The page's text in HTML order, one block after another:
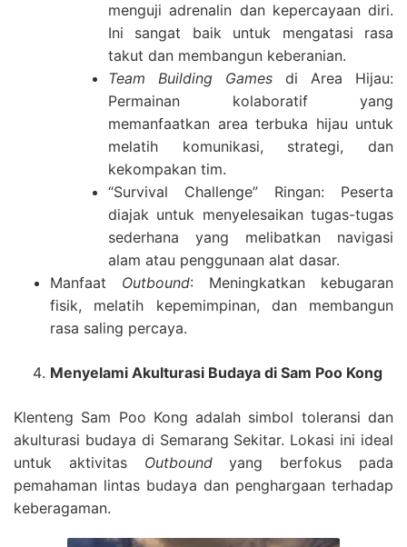
menguji adrenalin dan kepercayaan diri.
Ini sangat baik untuk mengatasi rasa
takut dan membangun keberanian.
Team Building Games di Area Hijau:
Permainan kolaboratif yang
memanfaatkan area terbuka hijau untuk
melatih komunikasi, strategi, dan
kekompakan tim.
“Survival Challenge” Ringan: Peserta
diajak untuk menyelesaikan tugas-tugas
sederhana yang melibatkan navigasi
alam atau penggunaan alat dasar.
Manfaat Outbound: Meningkatkan kebugaran
fisik, melatih kepemimpinan, dan membangun
rasa saling percaya.
Menyelami Akulturasi Budaya di Sam Poo Kong
Klenteng Sam Poo Kong adalah simbol toleransi dan
akulturasi budaya di Semarang Sekitar. Lokasi ini ideal
untuk aktivitas Outboundyang berfokus pada
pemahaman lintas budaya dan penghargaan terhadap
keberagaman.